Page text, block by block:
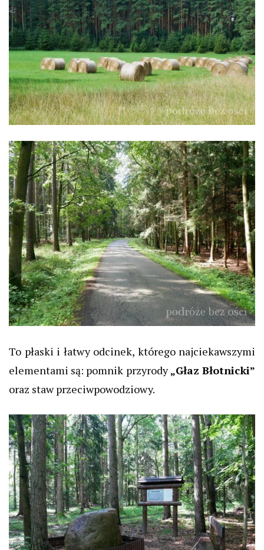
To płaski i łatwy odcinek, którego najciekawszymi
elementami są: pomnik przyrody„Głaz Błotnicki”
oraz staw przeciwpowodziowy.